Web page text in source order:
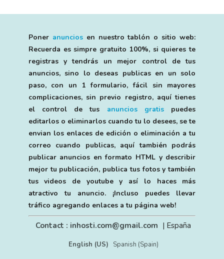
Poner anunciosen nuestro tablón o sitio web:
Recuerda es simpre gratuito 100%, si quieres te
registras y tendrás un mejor control de tus
anuncios, sino lo deseas publicas en un solo
paso, con un 1 formulario, fácil sin mayores
complicaciones, sin previo registro, aquí tienes
el control de tus anuncios gratispuedes
editarlos o eliminarlos cuando tu lo desees, se te
envian los enlaces de edición o eliminación a tu
correo cuando publicas, aquí también podrás
publicar anuncios en formato HTML y describir
mejor tu publicación, publica tus fotos y también
tus videos de youtube y así lo haces más
atractivo tu anuncio. ¡Incluso puedes llevar
tráfico agregando enlaces a tu página web!
Contact : inhosti.com@gmail.com | España
English (US) Spanish (Spain)